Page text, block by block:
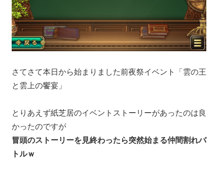
さてさて本日から始まりました前夜祭イベント「雲の王
と雲上の饗宴」
とりあえず紙芝居のイベントストーリーがあったのは良
かったのですが
冒頭のストーリーを見終わったら突然始まる仲間割れバ
トルｗ